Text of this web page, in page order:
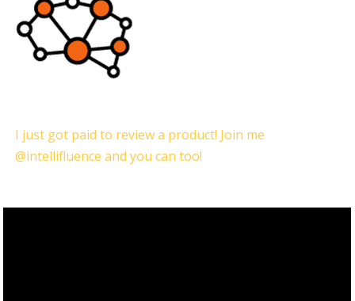
I just got paid to review a product! Join me
@intellifluence and you can too!